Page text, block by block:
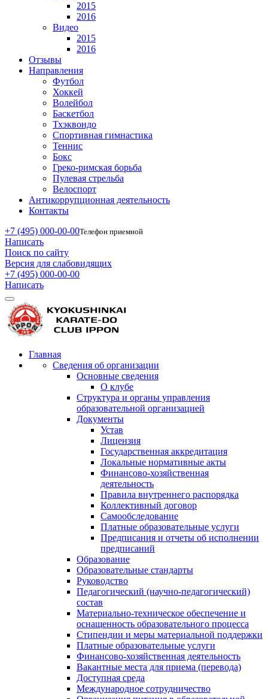
2015
2016
Видео
2015
2016
Отзывы
Направления
Футбол
Хоккей
Волейбол
Баскетбол
Тхэквондо
Спортивная гимнастика
Теннис
Бокс
Греко-римская борьба
Пулевая стрельба
Велоспорт
Антикоррупционная деятельность
Контакты
+7 (495) 000-00-00Телефон приемной
Написать
Поиск по сайту
Версия для слабовидящих
+7 (495) 000-00-00
Написать
Главная
Сведения об организации
Основные сведения
О клубе
Структура и органы управления
образовательной организацией
Документы
Устав
Лицензия
Государственная аккредитация
Локальные нормативные акты
Финансово-хозяйственная
деятельность
Правила внутреннего распорядка
Коллективный договор
Самообследование
Платные образовательные услуги
Предписания и отчеты об исполнении
предписаний
Образование
Образовательные стандарты
Руководство
Педагогический (научно-педагогический)
состав
Материально-техническое обеспечение и
оснащенность образовательного процесса
Стипендии и меры материальной поддержки
Платные образовательные услуги
Финансово-хозяйственная деятельность
Вакантные места для приема (перевода)
Доступная среда
Международное сотрудничество